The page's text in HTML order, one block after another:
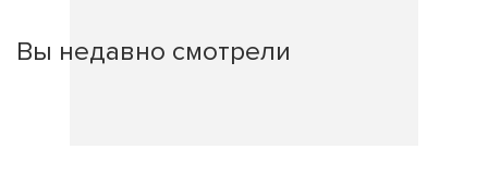
Вы недавно смотрели